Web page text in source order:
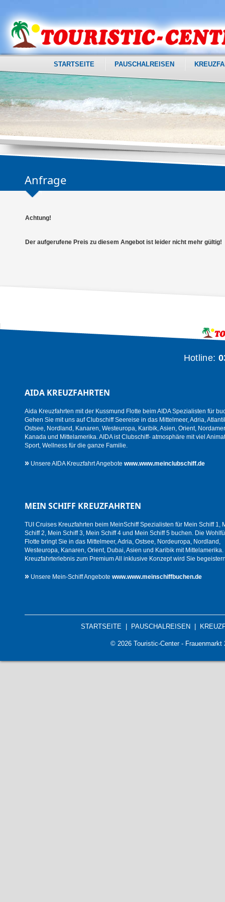
STARTSEITE PAUSCHALREISEN
Anfrage
Achtung!
Der aufgerufene Preis zu diesem Angebot ist leider nicht mehr gültig!
Hotline:
AIDA KREUZFAHRTEN
Aida Kreuzfahrten mit der Kussmund Flotte beim AIDA Spezialisten für
Gehen Sie mit uns auf Clubschiff Seereise in das Mittelmeer, Adria,
Ostsee, Nordland, Kanaren, Westeuropa, Karibik, Asien, Orient,
Kanada und Mittelamerika. AIDA ist Clubschiff- atmosphäre mit viel
Sport, Wellness für die ganze Familie.
» Unsere AIDA Kreuzfahrt Angebote www.www.meinclubschiff.de
MEIN SCHIFF KREUZFAHRTEN
TUI Cruises Kreuzfahrten beim MeinSchiff Spezialisten für Mein Schiff 1,
Schiff 2, Mein Schiff 3, Mein Schiff 4 und Mein Schiff 5 buchen. Die
Flotte bringt Sie in das Mittelmeer, Adria, Ostsee, Nordeuropa, Nordland,
Westeuropa, Kanaren, Orient, Dubai, Asien und Karibik mit Mittelamerika.
Kreuzfahrterlebnis zum Premium All inklusive Konzept wird Sie
» Unsere Mein-Schiff Angebote www.www.meinschiffbuchen.de
STARTSEITE| PAUSCHALREISEN
© 2026 Touristic-Center -